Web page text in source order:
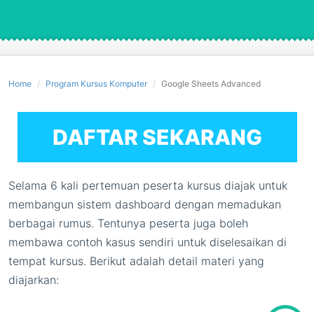
Home Program Kursus Komputer Google Sheets Advanced
DAFTAR SEKARANG
Selama 6 kali pertemuan peserta kursus diajak untuk
membangun sistem dashboard dengan memadukan
berbagai rumus. Tentunya peserta juga boleh
membawa contoh kasus sendiri untuk diselesaikan di
tempat kursus. Berikut adalah detail materi yang
diajarkan: